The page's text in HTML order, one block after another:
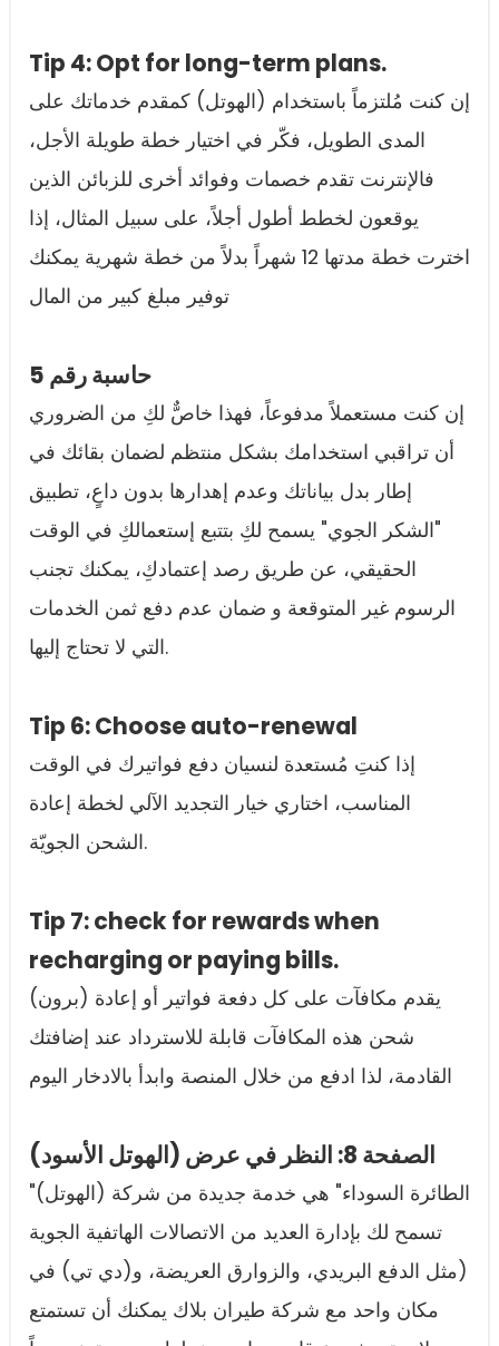
Tip 4: Opt for long-term plans.
إن كنت مُلتزماً باستخدام (الهوتل) كمقدم خدماتك على
المدى الطويل، فكّر في اختيار خطة طويلة الأجل،
فالإنترنت تقدم خصمات وفوائد أخرى للزبائن الذين
يوقعون لخطط أطول أجلاً، على سبيل المثال، إذا
اخترت خطة مدتها 12 شهراً بدلاً من خطة شهرية يمكنك
توفير مبلغ كبير من المال
حاسبة رقم 5
إن كنت مستعملاً مدفوعاً، فهذا خاصٌّ لكِ من الضروري
أن تراقبي استخدامك بشكل منتظم لضمان بقائك في
إطار بدل بياناتك وعدم إهدارها بدون داعٍ، تطبيق
"الشكر الجوي" يسمح لكِ بتتبع إستعمالكِ في الوقت
الحقيقي، عن طريق رصد إعتمادكِ، يمكنك تجنب
الرسوم غير المتوقعة و ضمان عدم دفع ثمن الخدمات
التي لا تحتاج إليها.
Tip 6: Choose auto-renewal
إذا كنتِ مُستعدة لنسيان دفع فواتيرك في الوقت
المناسب، اختاري خيار التجديد الآلي لخطة إعادة
الشحن الجويّة.
Tip 7: check for rewards when
recharging or paying bills.
(برون) يقدم مكافآت على كل دفعة فواتير أو إعادة
شحن هذه المكافآت قابلة للاسترداد عند إضافتك
القادمة، لذا ادفع من خلال المنصة وابدأ بالادخار اليوم
(الصفحة 8: النظر في عرض (الهوتل الأسود
"الطائرة السوداء" هي خدمة جديدة من شركة (الهوتل)
تسمح لك بإدارة العديد من الاتصالات الهاتفية الجوية
(مثل الدفع البريدي، والزوارق العريضة، و(دي تي) في
مكان واحد مع شركة طيران بلاك يمكنك أن تستمتع